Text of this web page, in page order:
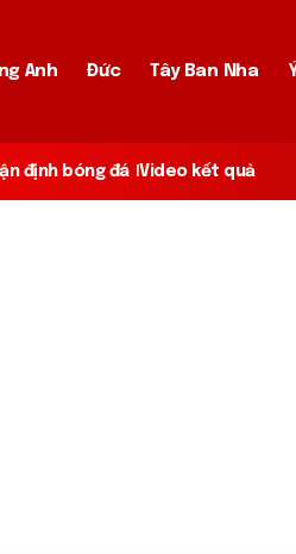
Anh Đức Tây Ban Nha
định bóng đá Video kết quả